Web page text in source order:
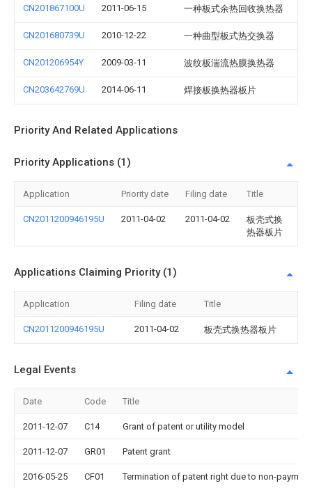
CN201867100U 2011-06-15 一种板式余热回收换热器
CN201680739U 2010-12-22 一种曲型板式热交换器
CN201206954Y 2009-03-11 波纹板湍流热膜换热器
CN203642769U 2014-06-11 焊接板换热器板片
Priority And Related Applications
Priority Applications (1)
Application Priority date Filing date Title
CN2011200946195U 2011-04-02 2011-04-02
板壳式换
热器板片
Applications Claiming Priority (1)
Application Filing date Title
CN2011200946195U 2011-04-02 板壳式换热器板片
Legal Events
Date Code Title
2011-12-07 C14 Grant of patent or utility model
2011-12-07 GR01 Patent grant
2016-05-25 CF01 Termination of patent right due to non-